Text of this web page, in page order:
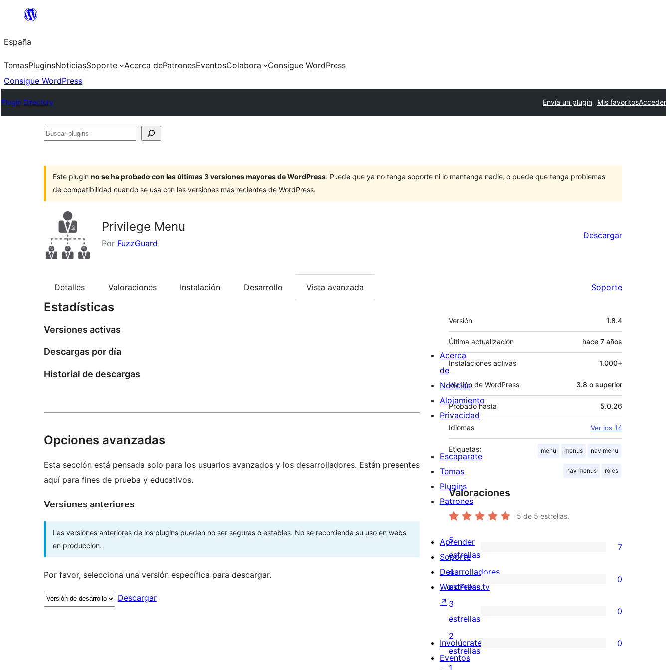
Saltar
contenido
España
TemasPluginsNoticiasSoporte Acerca dePatronesEventosColabora
Consigue WordPress
Consigue WordPress
Plugin Directory Envía un plugin Mis favoritosAcceder
Buscar
Este plugin no se ha probado con las últimas 3 versiones mayores de WordPress. Puede que ya no tenga soporte ni lo mantenga nadie, o puede que tenga problemas
de compatibilidad cuando se usa con las versiones más recientes de WordPress.
Privilege Menu
Por FuzzGuard
Descargar
Detalles Valoraciones Instalación Desarrollo Vista avanzada Soporte
Estadísticas
Versiones activas
Descargas por día
Historial de descargas
Opciones avanzadas
Esta sección está pensada solo para los usuarios avanzados y los desarrolladores. Están presentes
aquí para fines de prueba y educativos.
Versiones anteriores
Las versiones anteriores de los plugins pueden no ser seguras o estables. No se recomienda su uso en webs
en producción.
Por favor, selecciona una versión específica para descargar.
Descargar
Meta
Versión 1.8.4
Última actualización hace 7 años
Instalaciones activas 1.000+
Versión de WordPress 3.8 o superior
Probado hasta 5.0.26
Idiomas Ver los 14
Etiquetas: menu menus nav menu
nav menus roles
Valoraciones
5 de 5 estrellas.
7
valoraciones
de
5
estrellas
5
estrellas
7
0
valoraciones
de
4
estrellas
4
estrellas
0
0
valoraciones
de
3
3
estrellas
0
0
valoraciones
2
estrellas
0
1
Acerca
de
Noticias
Alojamiento
Privacidad
Escaparate
Temas
Plugins
Patrones
Aprender
Soporte
Desarrolladores
WordPress.tv
↗
Involúcrate
Eventos